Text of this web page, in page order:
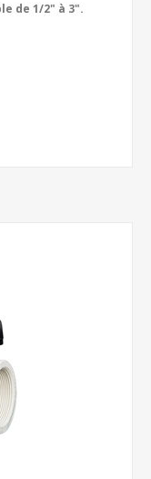
de 1/2" à 3".